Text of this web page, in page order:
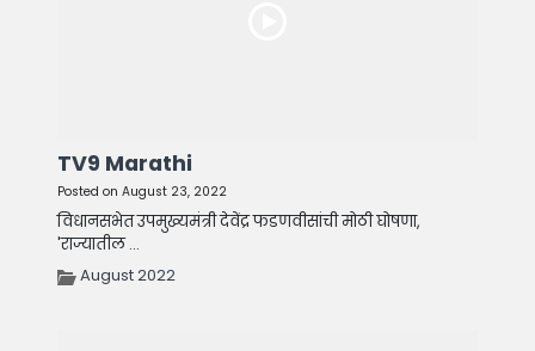
TV9 Marathi
Posted on August 23, 2022
विधानसभेत उपमुख्यमंत्री देवेंद्र फडणवीसांची मोठी घोषणा,
'राज्यातील ...
August 2022